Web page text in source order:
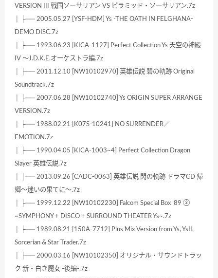
VERSION III 戦国ソーサリアン VS ピラミッド・ソーサリアン.7z
│ ├── 2005.05.27 [YSF-HDM] Ys -THE OATH IN FELGHANA-
DEMO DISC.7z
│ ├── 1993.06.23 [KICA-1127] Perfect Collection Ys 天空の神殿
IV ～J.D.K.E.オーケストラ編.7z
│ ├── 2011.12.10 [NW10102970] 英雄伝説 碧の軌跡 Original
Soundtrack.7z
│ ├── 2007.06.28 [NW10102740] Ys ORIGIN SUPER ARRANGE
VERSION.7z
│ ├── 1988.02.21 [K07S-10241] NO SURRENDER／
EMOTION.7z
│ ├── 1990.04.05 [KICA-1003~4] Perfect Collection Dragon
Slayer 英雄伝説.7z
│ ├── 2013.09.26 [CADC-0063] 英雄伝説 閃の軌跡 ドラマCD 帰
郷〜迷いの果てに〜.7z
│ ├── 1999.12.22 [NW10102230] Falcom Special Box ’89 ②
~SYMPHONY + DISCO + SURROUND THEATER Ys~.7z
│ ├── 1989.08.21 [150A-7712] Plus Mix Version from Ys, YsII,
Sorcerian & Star Trader.7z
│ ├── 2000.03.16 [NW10102350] オリジナル・サウンドトラッ
ク 新・白き魔女 -後編-.7z